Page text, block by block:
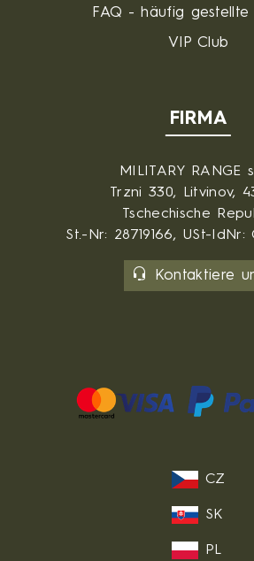
FAQ - häufig gestellte
VIP Club
FIRMA
MILITARY RANGE
Trzni 330, Litvinov,
Tschechische
St.-Nr: 28719166, USt-IdNr:
Kontaktiere
CZ
SK
PL